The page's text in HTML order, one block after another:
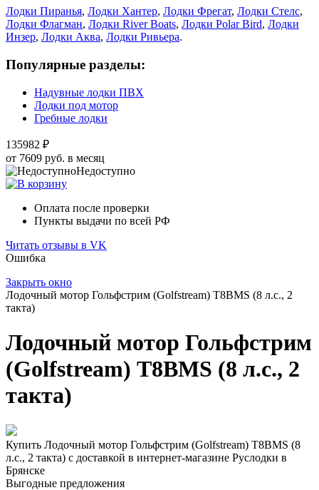
Лодки Пиранья, Лодки Хантер, Лодки Фрегат, Лодки Стелс,
Лодки Флагман, Лодки River Boats, Лодки Polar Bird, Лодки
Инзер, Лодки Аква, Лодки Ривьера.
Популярные разделы:
Надувные лодки ПВХ
Лодки под мотор
Гребные лодки
135982 ₽
от 7609 руб. в месяц
Недоступно
Оплата после проверки
Пункты выдачи по всей РФ
Читать отзывы в VK
Ошибка
Закрыть окно
Лодочный мотор Гольфстрим (Golfstream) Т8ВМS (8 л.с., 2
такта)
Лодочный мотор Гольфстрим
(Golfstream) Т8ВМS (8 л.с., 2
такта)
Купить Лодочный мотор Гольфстрим (Golfstream) Т8ВМS (8
л.с., 2 такта) с доставкой в интернет-магазине Руслодки в
Брянске
Выгодные предложения